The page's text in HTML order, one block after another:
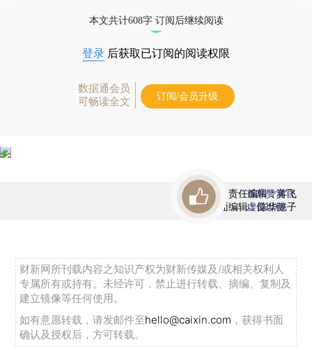
本文共计608字 订阅后继续阅读
登录 后获取已订阅的阅读权限
数据通会员
可畅读全文
订阅/会员升级
责任编辑：蒋飞
版面编辑：陈华懿子
首席赞赏官
虚位以待
财新网所刊载内容之知识产权为财新传媒及/或相关权利人
专属所有或持有。未经许可，禁止进行转载、摘编、复制及
建立镜像等任何使用。
如有意愿转载，请发邮件至hello@caixin.com ，获得书面
确认及授权后，方可转载。